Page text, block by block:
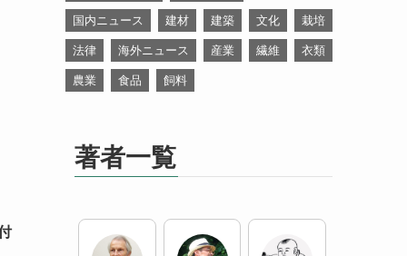
国内ニュース 建材 建築 文化 栽培
法律 海外ニュース 産業 繊維 衣類
農業 食品 飼料
著者一覧